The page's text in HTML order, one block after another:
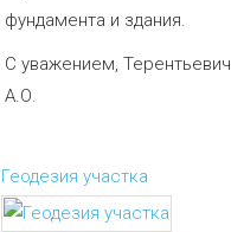
фундамента и здания.
С уважением, Терентьевич
А.О.
Геодезия участка